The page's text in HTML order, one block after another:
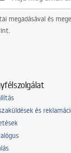
megadásával és
és